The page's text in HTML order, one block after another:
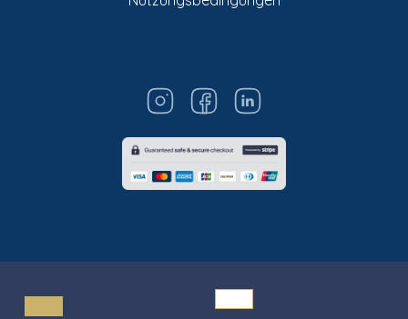
© Titarosa 2026 All rights reserved